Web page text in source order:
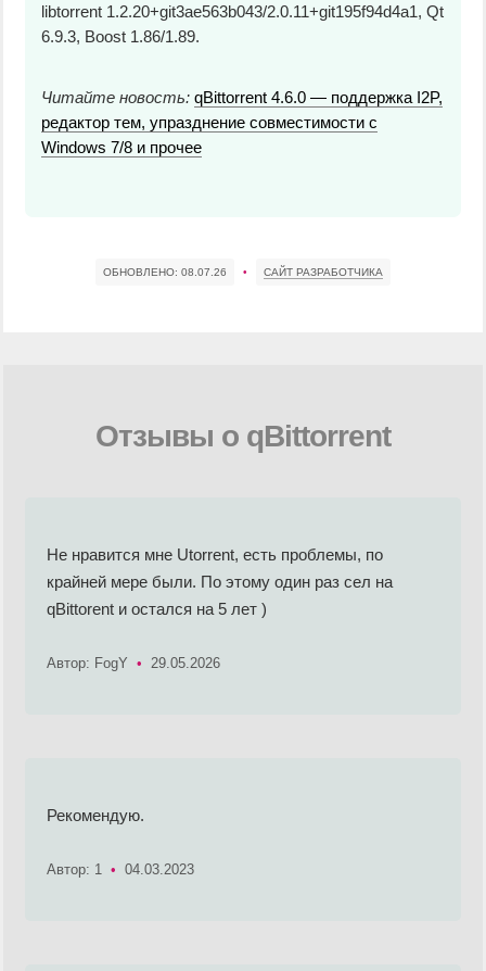
libtorrent 1.2.20+git3ae563b043/2.0.11+git195f94d4a1, Qt
6.9.3, Boost 1.86/1.89.
Читайте новость: qBittorrent 4.6.0 — поддержка I2P,
редактор тем, упразднение совместимости с
Windows 7/8 и прочее
ОБНОВЛЕНО: 08.07.26 • САЙТ РАЗРАБОТЧИКА
Отзывы о qBittorrent
Не нравится мне Utorrent, есть проблемы, по
крайней мере были. По этому один раз сел на
qBittorent и остался на 5 лет )
Автор: FogY • 29.05.2026
Рекомендую.
Автор: 1 • 04.03.2023